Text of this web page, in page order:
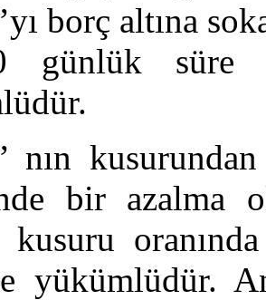
borç altına
günlük süre
nın
bir azalma
yükümlüdür.